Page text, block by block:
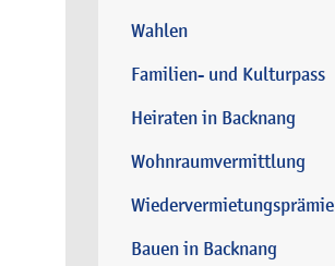
Wahlen
Familien- und Kulturpass
Heiraten in Backnang
Wohnraumvermittlung
Wiedervermietungsprämie
Bauen in Backnang